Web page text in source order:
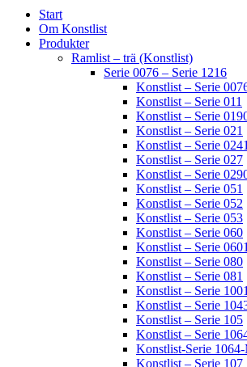
Start
Om Konstlist
Produkter
Ramlist – trä (Konstlist)
Serie 0076 – Serie 1216
Konstlist – Serie
Konstlist – Serie 011
Konstlist – Serie
Konstlist – Serie 021
Konstlist – Serie 0241
Konstlist – Serie 027
Konstlist – Serie
Konstlist – Serie 051
Konstlist – Serie 052
Konstlist – Serie 053
Konstlist – Serie 060
Konstlist – Serie 0601
Konstlist – Serie 080
Konstlist – Serie 081
Konstlist – Serie 1001
Konstlist – Serie
Konstlist – Serie 105
Konstlist – Serie
Konstlist-Serie
Konstlist – Serie 107